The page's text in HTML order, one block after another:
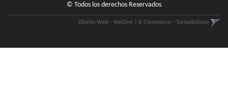
© Todos los derechos Reservados
Diseño Web - NetOne E-Commerce - TornadoStore